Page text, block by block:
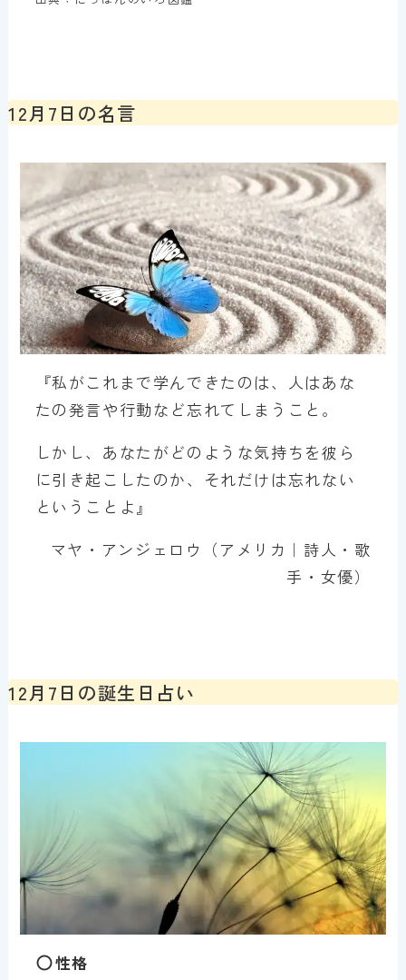
12月7日の名言
『私がこれまで学んできたのは、人はあな
たの発言や行動など忘れてしまうこと。
しかし、あなたがどのような気持ちを彼ら
に引き起こしたのか、それだけは忘れない
ということよ』
マヤ・アンジェロウ（アメリカ｜詩人・歌
手・女優）
12月7日の誕生日占い
性格